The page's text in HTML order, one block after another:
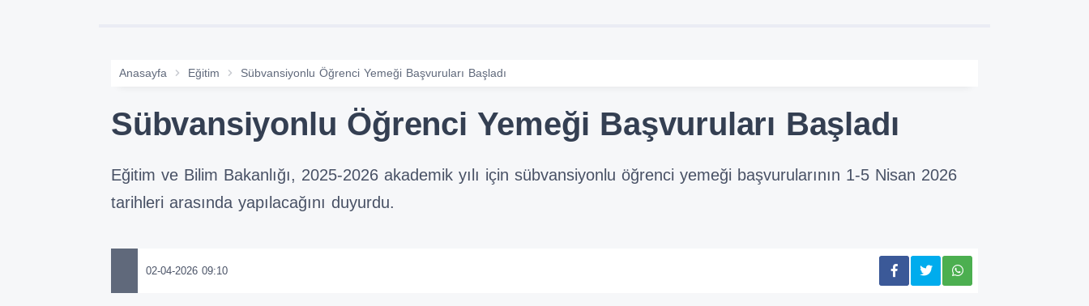
Anasayfa Eğitim Sübvansiyonlu Öğrenci Yemeği Başvuruları Başladı
Sübvansiyonlu Öğrenci Yemeği Başvuruları Başladı
Eğitim ve Bilim Bakanlığı, 2025-2026 akademik yılı için sübvansiyonlu öğrenci yemeği başvurularının 1-5 Nisan 2026
tarihleri arasında yapılacağını duyurdu.
02-04-2026 09:10